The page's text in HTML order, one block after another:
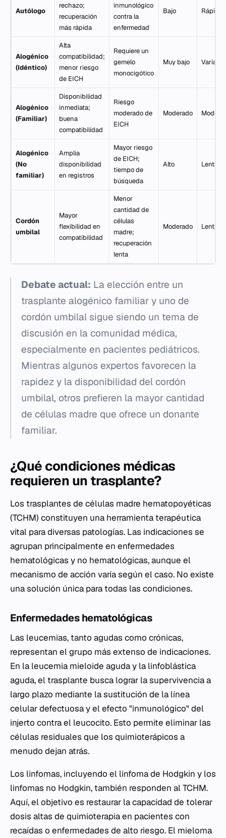
Autólogo
rechazo;
recuperación
más rápida
inmunológico
contra la
enfermedad
Bajo Rápida
Alogénico
(Idéntico)
Alta
compatibilidad;
menor riesgo
de EICH
Requiere un
gemelo
monocigótico
Muy bajo Variable
Alogénico
(Familiar)
Disponibilidad
inmediata;
buena
compatibilidad
Riesgo
moderado de
EICH
Moderado
Alogénico
(No
familiar)
Amplia
disponibilidad
en registros
Mayor riesgo
de EICH;
tiempo de
búsqueda
Alto Lenta
Cordón
umbilal
Mayor
flexibilidad en
compatibilidad
Menor
cantidad de
células
madre;
recuperación
lenta
Moderado Lenta
Debate actual: La elección entre un
trasplante alogénico familiar y uno de
cordón umbilal sigue siendo un tema de
discusión en la comunidad médica,
especialmente en pacientes pediátricos.
Mientras algunos expertos favorecen la
rapidez y la disponibilidad del cordón
umbilal, otros prefieren la mayor cantidad
de células madre que ofrece un donante
familiar.
¿Qué condiciones médicas
requieren un trasplante?
Los trasplantes de células madre hematopoyéticas
(TCHM) constituyen una herramienta terapéutica
vital para diversas patologías. Las indicaciones se
agrupan principalmente en enfermedades
hematológicas y no hematológicas, aunque el
mecanismo de acción varía según el caso. No existe
una solución única para todas las condiciones.
Enfermedades hematológicas
Las leucemias, tanto agudas como crónicas,
representan el grupo más extenso de indicaciones.
En la leucemia mieloide aguda y la linfoblástica
aguda, el trasplante busca lograr la supervivencia a
largo plazo mediante la sustitución de la línea
celular defectuosa y el efecto "inmunológico" del
injerto contra el leucocito. Esto permite eliminar las
células residuales que los quimioterápicos a
menudo dejan atrás.
Los linfomas, incluyendo el linfoma de Hodgkin y los
linfomas no Hodgkin, también responden al TCHM.
Aquí, el objetivo es restaurar la capacidad de tolerar
dosis altas de quimioterapia en pacientes con
recaídas o enfermedades de alto riesgo. El mieloma